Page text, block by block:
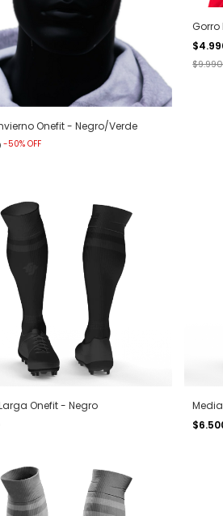
Onefit - Negro/Verde
-50% OFF
Gorro
$9.990
Onefit - Negro